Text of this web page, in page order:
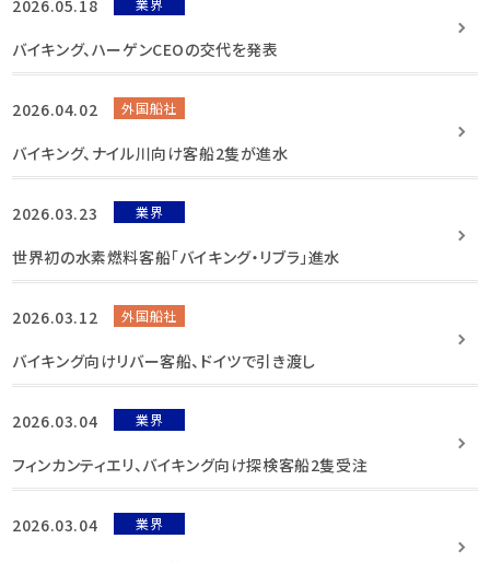
2026.05.18 業界
バイキング、ハーゲンCEOの交代を発表
2026.04.02 外国船社
バイキング、ナイル川向け客船2隻が進水
2026.03.23 業界
世界初の水素燃料客船「バイキング・リブラ」進水
2026.03.12 外国船社
バイキング向けリバー客船、ドイツで引き渡し
2026.03.04 業界
フィンカンティエリ、バイキング向け探検客船2隻受注
2026.03.04 業界